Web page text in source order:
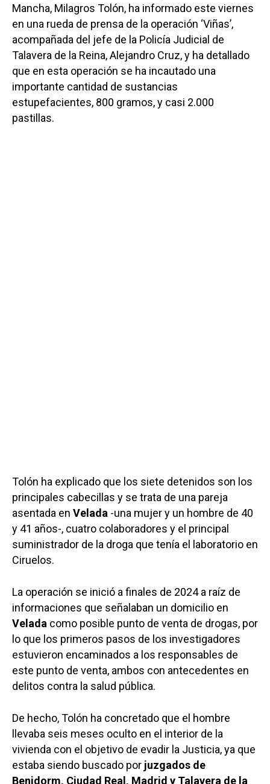
Mancha, Milagros Tolón, ha informado este viernes
en una rueda de prensa de la operación ‘Viñas’,
acompañada del jefe de la Policía Judicial de
Talavera de la Reina, Alejandro Cruz, y ha detallado
que en esta operación se ha incautado una
importante cantidad de sustancias
estupefacientes, 800 gramos, y casi 2.000
pastillas.
Tolón ha explicado que los siete detenidos son los
principales cabecillas y se trata de una pareja
asentada en Velada -una mujer y un hombre de 40
y 41 años-, cuatro colaboradores y el principal
suministrador de la droga que tenía el laboratorio en
Ciruelos.
La operación se inició a finales de 2024 a raíz de
informaciones que señalaban un domicilio en
Velada como posible punto de venta de drogas, por
lo que los primeros pasos de los investigadores
estuvieron encaminados a los responsables de
este punto de venta, ambos con antecedentes en
delitos contra la salud pública.
De hecho, Tolón ha concretado que el hombre
llevaba seis meses oculto en el interior de la
vivienda con el objetivo de evadir la Justicia, ya que
estaba siendo buscado por juzgados de
Benidorm, Ciudad Real, Madrid y Talavera de la